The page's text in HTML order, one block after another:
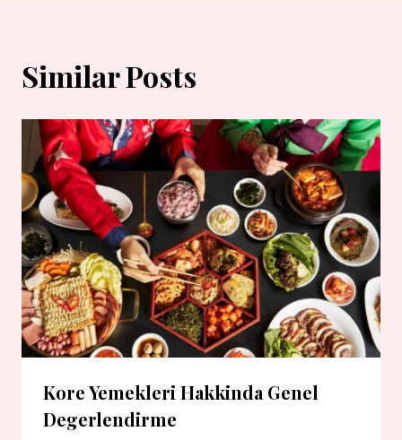
Similar Posts
Kore Yemekleri Hakkinda Genel
Degerlendirme